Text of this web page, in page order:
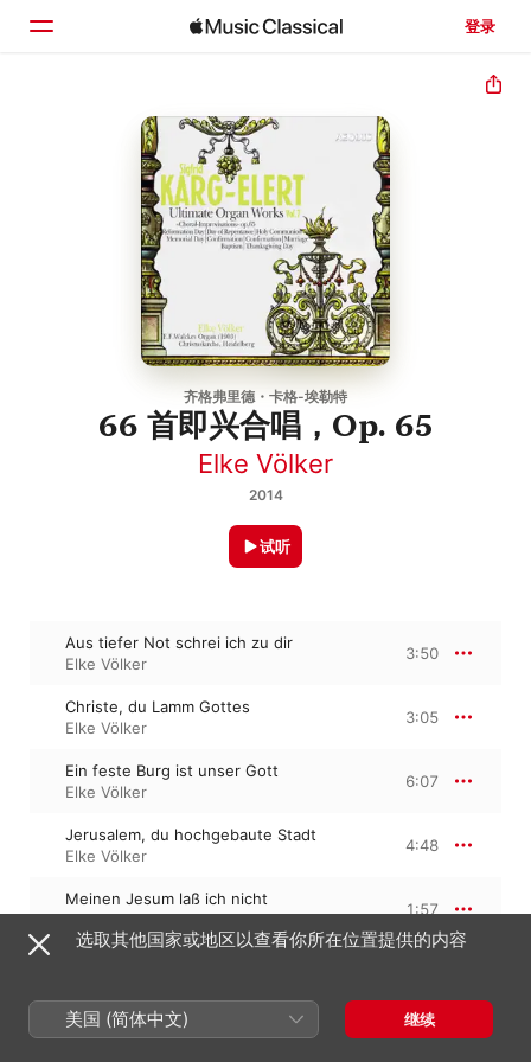
登录
齐格弗里德・卡格-埃勒特
66 首即兴合唱，Op. 65
Elke Völker
2014
试听
Aus tiefer Not schrei ich zu dir
Elke Völker
3:50
Christe, du Lamm Gottes
Elke Völker
3:05
Ein feste Burg ist unser Gott
Elke Völker
6:07
Jerusalem, du hochgebaute Stadt
Elke Völker
4:48
Meinen Jesum laß ich nicht
Elke Völker
1:57
O Gott, du frommer Gott (Extended
Schmücke dich, o liebe Seele
2:38
选取其他国家或地区以查看你所在位置提供的内容
美国 (简体中文) 继续